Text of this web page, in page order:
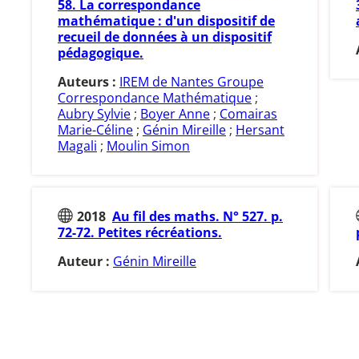
58. La correspondance
mathématique : d'un dispositif de
recueil de données à un dispositif
pédagogique.
Auteurs : IREM de Nantes Groupe
Correspondance Mathématique ;
Aubry Sylvie ; Boyer Anne ; Comairas
Marie-Céline ; Génin Mireille ; Hersant
Magali ; Moulin Simon
2018 Au fil des maths. N° 527. p.
72-72. Petites récréations.
Auteur : Génin Mireille